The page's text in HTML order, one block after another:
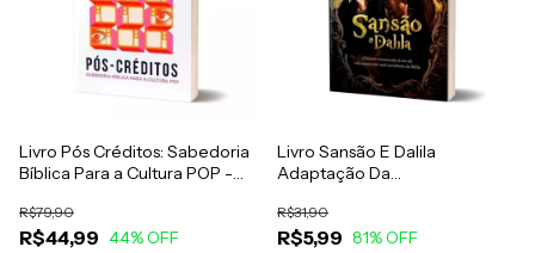
Livro Pós Créditos: Sabedoria
Bíblica Para a Cultura POP -
R$44,99
R$79,90
44% OFF
Livro Sansão E Dalila
Adaptação Da
Rede Record
R$5,99
R$31,90
81% OFF